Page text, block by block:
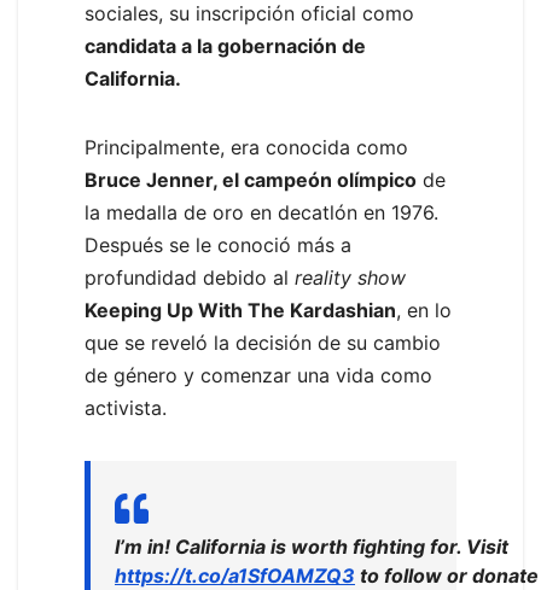
sociales, su inscripción oficial como
candidata a la gobernación de
California.
Principalmente, era conocida como
Bruce Jenner, el campeón olímpico de
la medalla de oro en decatlón en 1976.
Después se le conoció más a
profundidad debido al reality show
Keeping Up With The Kardashian, en lo
que se reveló la decisión de su cambio
de género y comenzar una vida como
activista.
I’m in! California is worth fighting for. Visit
https://t.co/a1SfOAMZQ3 to follow or donate